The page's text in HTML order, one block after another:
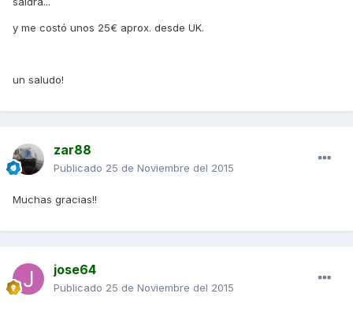
y me costó unos 25€ aprox. desde UK.
un saludo!
zar88
Publicado 25 de Noviembre del 2015
Muchas gracias!!
jose64
Publicado 25 de Noviembre del 2015